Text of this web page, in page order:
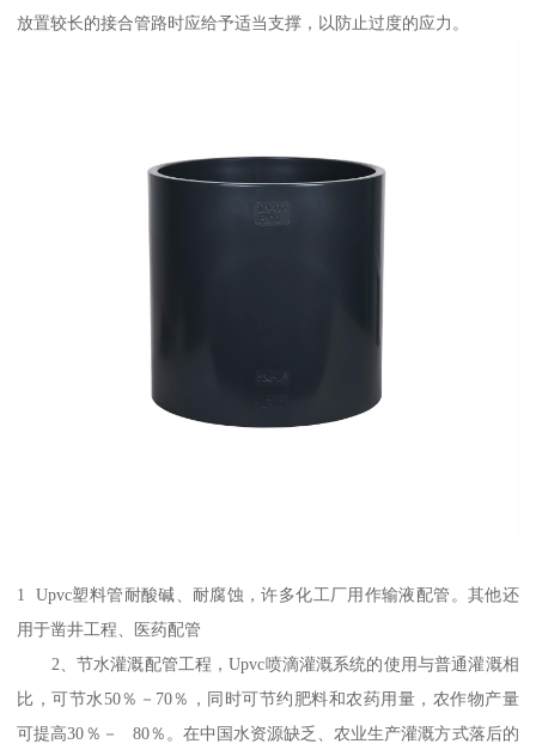
放置较长的接合管路时应给予适当支撑，以防止过度的应力。
1 Upvc塑料管耐酸碱、耐腐蚀，许多化工厂用作输液配管。其他还
用于凿井工程、医药配管
2、节水灌溉配管工程，Upvc喷滴灌溉系统的使用与普通灌溉相
比，可节水50％－70％，同时可节约肥料和农药用量，农作物产量
可提高30％－ 80％。在中国水资源缺乏、农业生产灌溉方式落后的